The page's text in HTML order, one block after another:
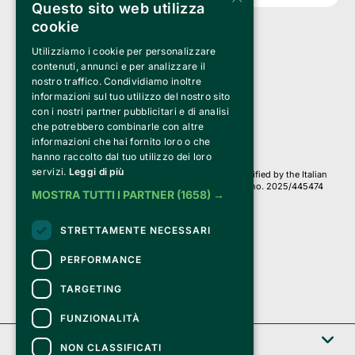
Clappit is a trademark of:
Bemils Srl
a Socio Unico
Via Fosse Ardeatine, 4 -20092 Cinisello Balsamo (MI)
PI 05589050961
Iscr. C.C.I.A.A. Milano R.E.A. 1833471
© 2010-2025 Bemils Srl - All rights reserved
Credits:
Clappit is based on the Belive 6.2 ticketing platform, certified by the Italian
Revenue Agency (Agenzia delle Entrate) under protocol no. 2025/445474
dated November 6, 2025.
they are secure and protected by an SSL certificate
with 128-bit encryption.
Clappit
Questo sito web utilizza
cookie
Utilizziamo i cookie per personalizzare
contenuti, annunci e per analizzare il
nostro traffico. Condividiamo inoltre
informazioni sul tuo utilizzo del nostro sito
con i nostri partner pubblicitari e di analisi
che potrebbero combinarle con altre
informazioni che hai fornito loro o che
hanno raccolto dal tuo utilizzo dei loro
servizi. Leggi di più
MOSTRA TUTTI I PARTNER (1658) →
STRETTAMENTE NECESSARI
PERFORMANCE
TARGETING
FUNZIONALITÀ
NON CLASSIFICATI